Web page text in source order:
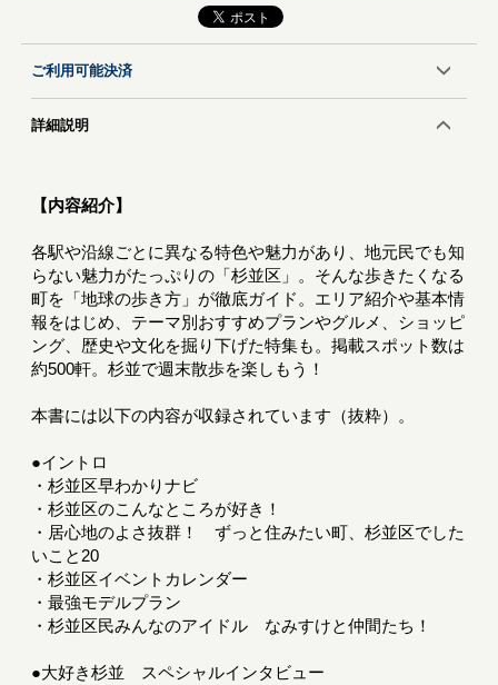
ご利用可能決済
詳細説明
【内容紹介】
各駅や沿線ごとに異なる特色や魅力があり、地元民でも知
らない魅力がたっぷりの「杉並区」。そんな歩きたくなる
町を「地球の歩き方」が徹底ガイド。エリア紹介や基本情
報をはじめ、テーマ別おすすめプランやグルメ、ショッピ
ング、歴史や文化を掘り下げた特集も。掲載スポット数は
約500軒。杉並で週末散歩を楽しもう！
本書には以下の内容が収録されています（抜粋）。
●イントロ
・杉並区早わかりナビ
・杉並区のこんなところが好き！
・居心地のよさ抜群！ ずっと住みたい町、杉並区でした
いこと20
・杉並区イベントカレンダー
・最強モデルプラン
・杉並区民みんなのアイドル なみすけと仲間たち！
●大好き杉並 スペシャルインタビュー